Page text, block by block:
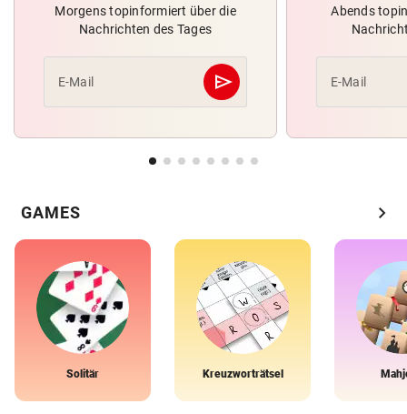
Morgens topinformiert über die
Nachrichten des Tages
E-Mail send
Abschicken
Abends
E-Mail
GAMES chevron_right
Solitär Kreuzworträtsel